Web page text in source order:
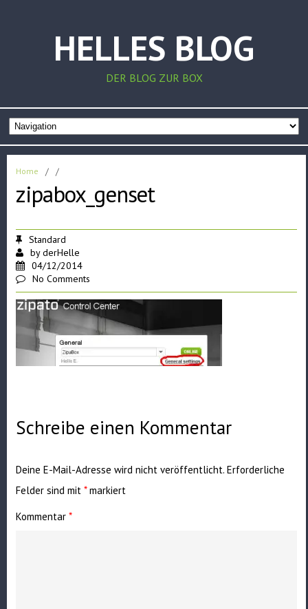
HELLES BLOG
DER BLOG ZUR BOX
Home / /
zipabox_genset
Standard
byderHelle
04/12/2014
No Comments
Schreibe einen Kommentar
Deine E-Mail-Adresse wird nicht veröffentlicht. Erforderliche
Felder sind mit*markiert
Kommentar*